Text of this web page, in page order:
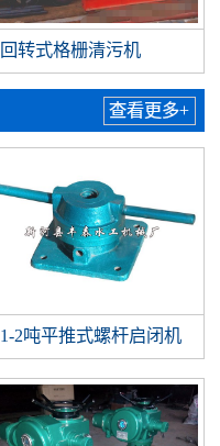
回转式格栅清污机
查看更多+
1-2吨平推式螺杆启闭机